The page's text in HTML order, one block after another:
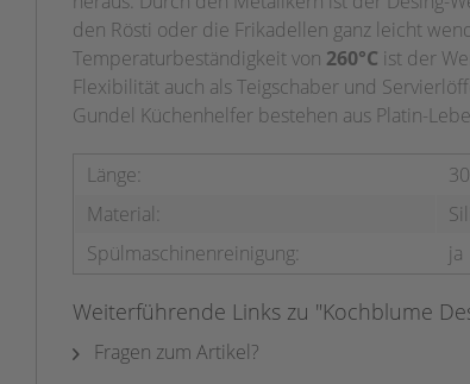
den Rösti oder die Frikadellen ganz leicht
Temperaturbeständigkeit von 260°C ist der
Flexibilität auch als Teigschaber und
Gundel Küchenhelfer bestehen aus Platin-
Länge:
Material:
Spülmaschinenreinigung:
ja
Weiterführende Links zu "Kochblume
Fragen zum Artikel?